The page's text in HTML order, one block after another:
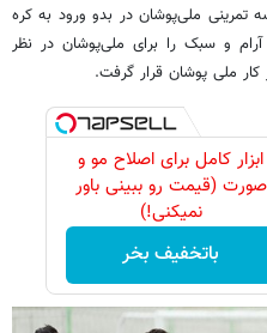
تمرینی ملی‌پوشان در بدو ورود به کره
و سبک را برای ملی‌پوشان در نظر
ملی پوشان قرار گرفت.
ابزار کامل برای اصلاح مو و
صورت (قیمت رو ببینی باور
نمیکنی!)
باتخفیف بخر